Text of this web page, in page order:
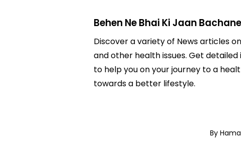
Behen Ne Bhai Ki Jaan
Discover a variety of News articles
and other health issues. Get detailed
to help you on your journey to a
towards a better lifestyle.
By